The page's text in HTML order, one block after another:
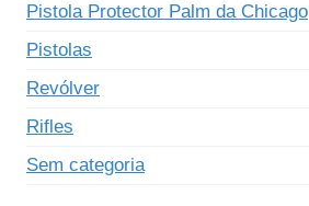
Pistola Protector Palm da Chicago
Pistolas
Revólver
Rifles
Sem categoria